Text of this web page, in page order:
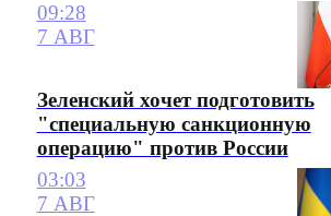
09:28
7 АВГ
Зеленский хочет подготовить
"специальную санкционную
операцию" против России
03:03
7 АВГ